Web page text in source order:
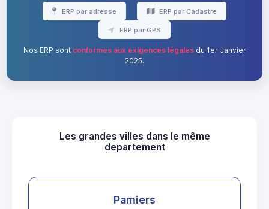
ERP par adresse ERP par Cadastre
ERP par GPS
Nos ERP sont conformes aux exigences légalesdu 1er Janvier
2025.
Les grandes villes dans le même
departement
Pamiers